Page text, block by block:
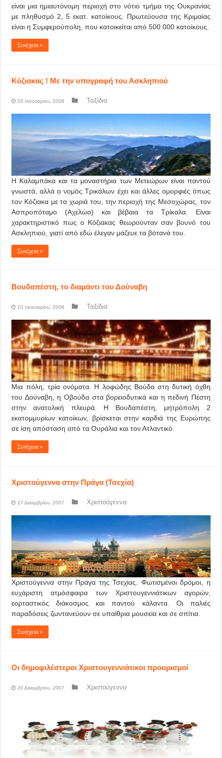
είναι μια ημιαυτόνομη περιοχή στο νότιο τμήμα της Ουκρανίας
με πληθυσμό 2, 5 εκατ. κατοίκους. Πρωτεύουσα της Κριμαίας
είναι η Συμφερούπολη, που κατοικείται από 500.000 κατοίκους.
Συνέχεια »
Κόζιακας ! Με την υπογραφή του Ασκληπιού
20 Ιανουαρίου, 2008 Ταξίδια
Η Καλαμπάκα και τα μοναστήρια των Μετεώρων είναι παντού
γνωστά, αλλά ο νομός Τρικάλων έχει και άλλες ομορφιές όπως
τον Κόζιακα με τα χωριά του, την περιοχή της Μεσοχώρας, τον
Ασπροπόταμο (Αχελώο) και βέβαια τα Tρίκαλα. Είναι
χαρακτηριστικό πως ο Κόζιακας θεωρούνταν σαν βουνό του
Ασκληπιού, γιατί από εδώ έλεγαν μάζευε τα βότανά του.
Συνέχεια »
Βουδαπέστη, το διαμάντι του Δούναβη
10 Ιανουαρίου, 2008 Ταξίδια
Μια πόλη, τρία ονόματα. Η λοφώδης Βούδα στη δυτική όχθη
του Δούναβη, η Οβούδα στα βορειοδυτικά και η πεδινή Πέστη
στην ανατολική πλευρά. Η Βουδαπέστη, μητρόπολη 2
εκατομμυρίων κατοίκων, βρίσκεται στην καρδιά της Ευρώπης
σε ίση απόσταση από τα Ουράλια και τον Ατλαντικό.
Συνέχεια »
Χριστούγεννα στην Πράγα (Τσεχία)
27 Δεκεμβρίου, 2007 Χριστούγεννα
Χριστούγεννα στην Πράγα της Τσεχίας. Φωτισμένοι δρόμοι, η
ευχάριστη ατμόσφαιρα των Χριστουγεννιάτικων αγορών,
εορταστικός διάκοσμος και παντού κάλαντα. Οι παλιές
παραδόσεις ζωντανεύουν σε υπαίθρια μουσεία και σε σπίτια.
Συνέχεια »
Οι δημοφιλέστεροι Χριστουγεννιάτικοι προορισμοί
20 Δεκεμβρίου, 2007 Χριστούγεννα